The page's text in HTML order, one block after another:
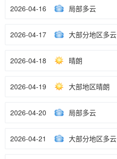
2026-04-16 局部多云
2026-04-17 大部分地区多云
2026-04-18 晴朗
2026-04-19 大部地区晴朗
2026-04-20 局部多云
2026-04-21 大部分地区多云